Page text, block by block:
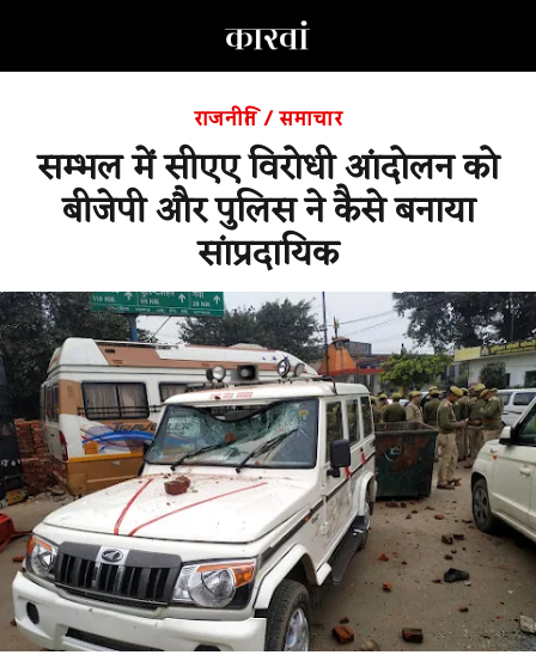
राजनीति/समाचार
सम्भल में सीएए विरोधी आंदोलन को
बीजेपी और पुलिस ने कैसे बनाया
सांप्रदायिक